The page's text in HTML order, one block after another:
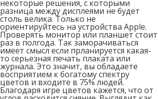
некоторые решения, с которыми
разница между дисплеями не будет
столь велика. Только не
ориентируйтесь на устройства Apple.
Проверять монитор или планшет стоит
раз в полгода. Так заморачиваться
имеет смысл если прланируется какая-
то серьезная печать плаката или
журнала. Это значит, вы обладаете
восприятием к богатому спектру
цветов и входите в 75% людей.
Благодаря игре цветов кажется, что от